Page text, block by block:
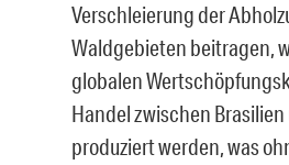
Verschleierung der
Waldgebieten beitragen,
globalen
Handel zwischen Brasilien
produziert werden, was